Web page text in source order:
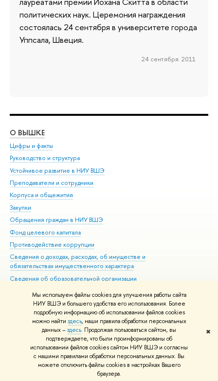
Мы используем файлы cookies для улучшения работы сайта
НИУ ВШЭ и большего удобства его использования. Более
подробную информацию об использовании файлов cookies
можно найти здесь, наши правила обработки персональных
данных –здесь. Продолжая пользоваться сайтом, вы
подтверждаете, что были проинформированы об
использовании файлов cookies сайтом НИУ ВШЭ и согласны
с нашими правилами обработки персональных данных. Вы
можете отключить файлы cookies в настройках Вашего
браузера.
✖
политических наук. Церемония награждения
состоялась 24 сентября в университете города
Уппсала, Швеция.
24 сентября 2011
О ВЫШКЕ
Цифры и факты
Руководство и структура
Устойчивое развитие в НИУ ВШЭ
Преподаватели и сотрудники
Корпуса и общежития
Закупки
Обращения граждан в НИУ ВШЭ
Фонд целевого капитала
Противодействие коррупции
Сведения о доходах, расходах, об имуществе и
обязательствах имущественного характера
Сведения об образовательной организации
Людям с ограниченными возможностями здоровья
Единая платежная страница
Работа в Вышке
© НИУ ВШЭ 1993–2026 Адреса и контакты Условия использования
материалов Политика конфиденциальности Карта сайта
Шрифты HSE Sans и HSE Slab разработаны вШколе дизайна НИУ ВШЭ